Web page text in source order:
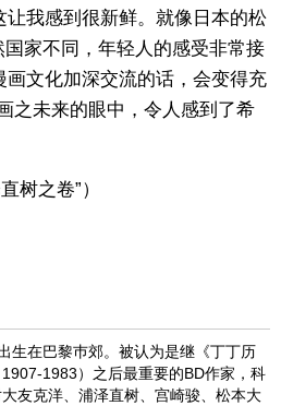
我感到很新鲜。就像日本的松
国家不同，年轻人的感受非常接
文化加深交流的话，会变得充
未来的眼中，令人感到了希
树之卷”）
生在巴黎巿郊。被认为是继《丁丁历
1983）之后最重要的BD作家，科
友克洋、浦泽直树、宫崎骏、松本大